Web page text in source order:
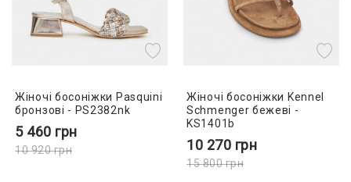
Жіночі босоніжки Pasquini
бронзові - PS2382nk
5 460 грн
10 920грн
Жіночі босоніжки Kennel
Schmenger бежеві -
KS1401b
10 270 грн
15 800грн